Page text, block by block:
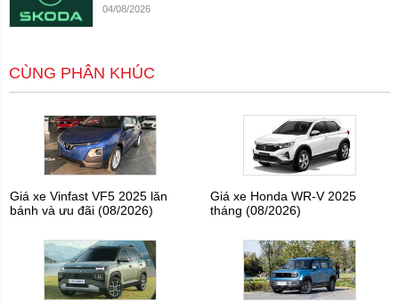
04/08/2026
CÙNG PHÂN KHÚC
Giá xe Vinfast VF5 2025 lăn
bánh và ưu đãi (08/2026)
Giá xe Honda WR-V 2025
tháng (08/2026)